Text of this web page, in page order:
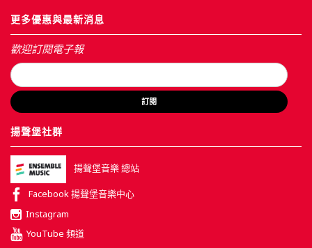
更多優惠與最新消息
歡迎訂閱電子報
訂閱
揚聲堡社群
揚聲堡音樂 總站
Facebook 揚聲堡音樂中心
Instagram
YouTube 頻道